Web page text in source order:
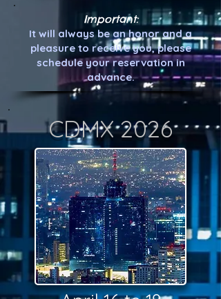
Important:
It will always be an honor and a
pleasure to receive you, please
schedule your reservation in
advance.
CDMX 2026